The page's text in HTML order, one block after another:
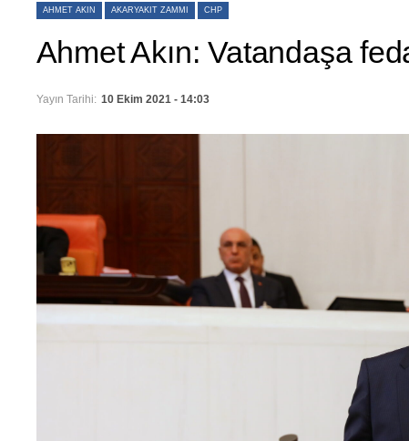
AHMET AKIN AKARYAKIT ZAMMI CHP
Ahmet Akın: Vatandaşa
Yayın Tarihi: 10 Ekim 2021 - 14:03